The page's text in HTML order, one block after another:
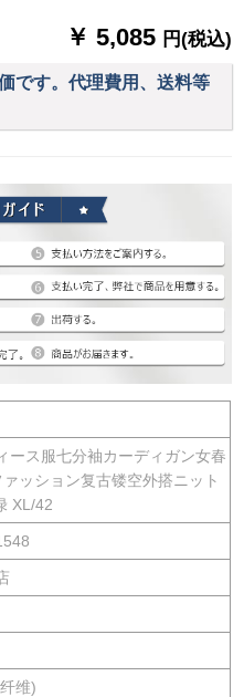
￥ 5,085 円(税込)
です。代理費用、送料等
ース服七分袖カーディガン女春
ッション复古镂空外搭ニット
XL/42
维)